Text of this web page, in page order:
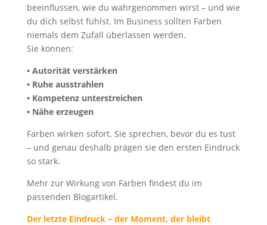
beeinflussen, wie du wahrgenommen wirst – und wie
du dich selbst fühlst. Im Business sollten Farben
niemals dem Zufall überlassen werden.
Sie können:
• Autorität verstärken
• Ruhe ausstrahlen
• Kompetenz unterstreichen
• Nähe erzeugen
Farben wirken sofort. Sie sprechen, bevor du es tust
– und genau deshalb prägen sie den ersten Eindruck
so stark.
Mehr zur Wirkung von Farben findest du im
passenden Blogartikel.
Der letzte Eindruck – der Moment, der bleibt